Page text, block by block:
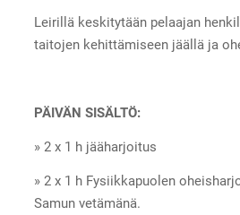
Leirillä keskitytään pelaajan
taitojen kehittämiseen jäällä ja
PÄIVÄN SISÄLTÖ:
» 2 x 1 h jääharjoitus
» 2 x 1 h Fysiikkapuolen
Samun vetämänä.